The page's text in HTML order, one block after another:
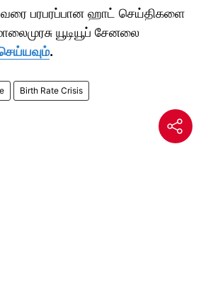
பரபரப்பான ஹாட் செய்திகளை
யூடியூப் சேனலை
.
Birth Rate Crisis